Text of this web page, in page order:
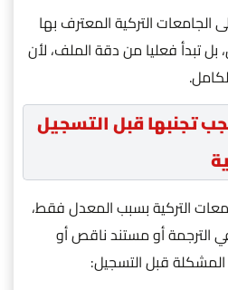
الجامعات التركية المعترف بها
بل تبدأ فعليا من دقة الملف، لأن
تجنبها قبل التسجيل
التركية بسبب المعدل فقط،
الترجمة أو مستند ناقص أو
قبل التسجيل: